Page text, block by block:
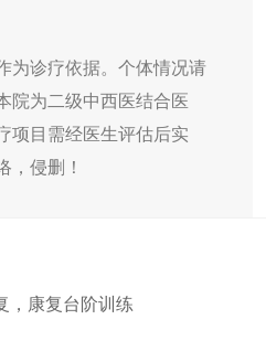
为诊疗依据。个体情况请
院为二级中西医结合医
项目需经医生评估后实
，侵删！
，康复台阶训练